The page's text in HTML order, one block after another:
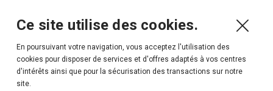
Ce site utilise des cookies.
En poursuivant votre navigation, vous acceptez l'utilisation des
cookies pour disposer de services et d'offres adaptés à vos centres
d'intérêts ainsi que pour la sécurisation des transactions sur notre
site.